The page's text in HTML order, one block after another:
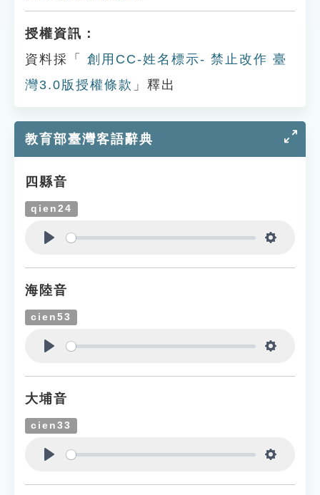
授權資訊：
資料採「
創用CC-姓名標示- 禁止改作 臺
灣3.0版授權條款 」釋出
教育部臺灣客語辭典
四縣音
qien24
海陸音
cien53
大埔音
cien33